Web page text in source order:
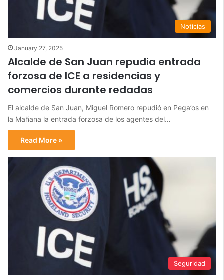
Noticias
January 27, 2025
Alcalde de San Juan repudia entrada
forzosa de ICE a residencias y
comercios durante redadas
El alcalde de San Juan, Miguel Romero repudió en Pega’os en
la Mañana la entrada forzosa de los agentes del…
Read More »
Seguridad